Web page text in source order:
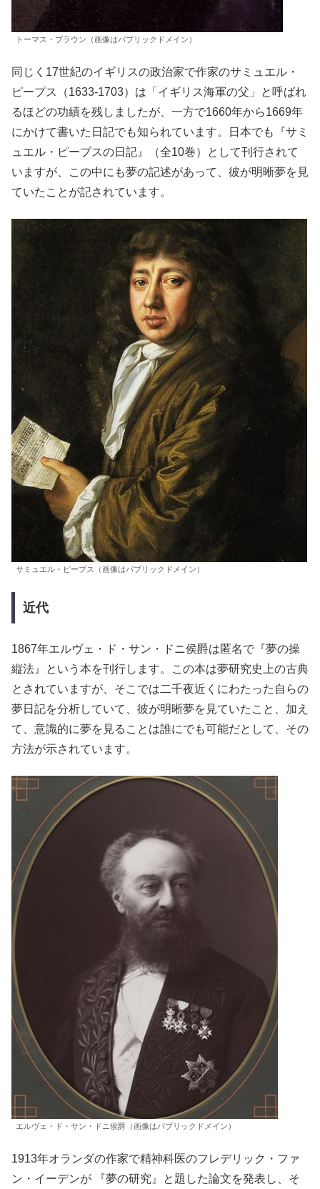
トーマス・ブラウン（画像はパブリックドメイン）
同じく17世紀のイギリスの政治家で作家のサミュエル・
ピープス（1633-1703）は「イギリス海軍の父」と呼ばれ
るほどの功績を残しましたが、一方で1660年から1669年
にかけて書いた日記でも知られています。日本でも『サミ
ュエル・ピープスの日記』（全10巻）として刊行されて
いますが、この中にも夢の記述があって、彼が明晰夢を見
ていたことが記されています。
サミュエル・ピープス（画像はパブリックドメイン）
近代
1867年エルヴェ・ド・サン・ドニ侯爵は匿名で『夢の操
縦法』という本を刊行します。この本は夢研究史上の古典
とされていますが、そこでは二千夜近くにわたった自らの
夢日記を分析していて、彼が明晰夢を見ていたこと、加え
て、意識的に夢を見ることは誰にでも可能だとして、その
方法が示されています。
エルヴェ・ド・サン・ドニ侯爵（画像はパブリックドメイン）
1913年オランダの作家で精神科医のフレデリック・ファ
ン・イーデンが 『夢の研究』と題した論文を発表し、そ